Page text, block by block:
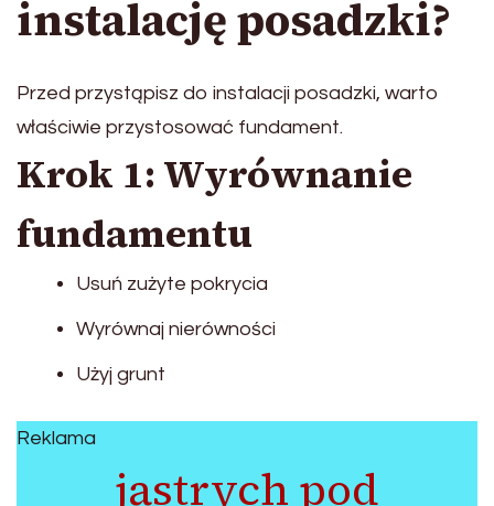
instalację posadzki?
Przed przystąpisz do instalacji posadzki, warto
właściwie przystosować fundament.
Krok 1: Wyrównanie
fundamentu
Usuń zużyte pokrycia
Wyrównaj nierówności
Użyj grunt
Reklama
jastrych pod